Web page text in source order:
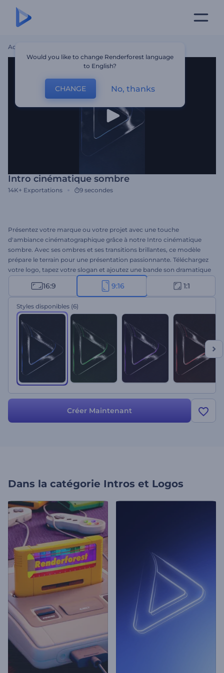
Accueil
Intro cinématique sombre
14K+ Exportations 9 secondes
Présentez votre marque ou votre projet avec une touche
d'ambiance cinématographique grâce à notre Intro cinématique
sombre. Avec ses ombres et ses transitions brillantes, ce modèle
prépare le terrain pour une présentation passionnante. Téléchargez
votre logo, tapez votre slogan et ajoutez une bande son dramatique
pour créer une ouverture mémorable. Idéal pour les promotions
d'entreprises ou de services, les intros ou outros de chaînes, les
ouvertures cinématographiques, etc. Créez dès maintenant et
captez l'attention de votre public dès le premier instant !
16:9 9:16 1:1
Styles disponibles (6)
Créer Maintenant
Dans la catégorie Intros et Logos
Would you like to change Renderforest language
to English?
CHANGE No, thanks